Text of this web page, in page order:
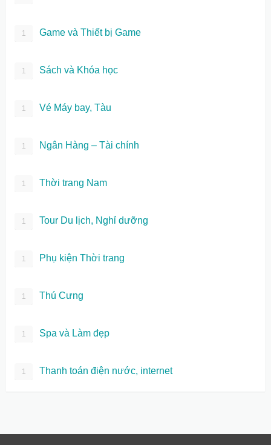
1 Game và Thiết bị Game
1 Sách và Khóa học
1 Vé Máy bay, Tàu
1 Ngân Hàng – Tài chính
1 Thời trang Nam
1 Tour Du lịch, Nghỉ dưỡng
1 Phụ kiện Thời trang
1 Thú Cưng
1 Spa và Làm đẹp
1 Thanh toán điện nước, internet